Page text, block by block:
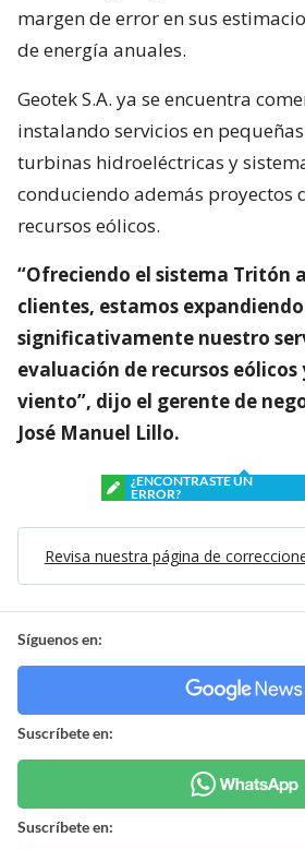
margen de error en sus
de energía anuales.
Geotek S.A. ya se encuentra
instalando servicios en
turbinas hidroeléctricas y
conduciendo además proyectos
recursos eólicos.
“Ofreciendo el sistema Tritón
clientes, estamos expandiendo
significativamente nuestro
evaluación de recursos
viento”, dijo el gerente de
José Manuel Lillo.
¿ENCONTRASTE UN
ERROR?
Revisa nuestra página de
Síguenos en:
Suscríbete en:
Suscríbete en: